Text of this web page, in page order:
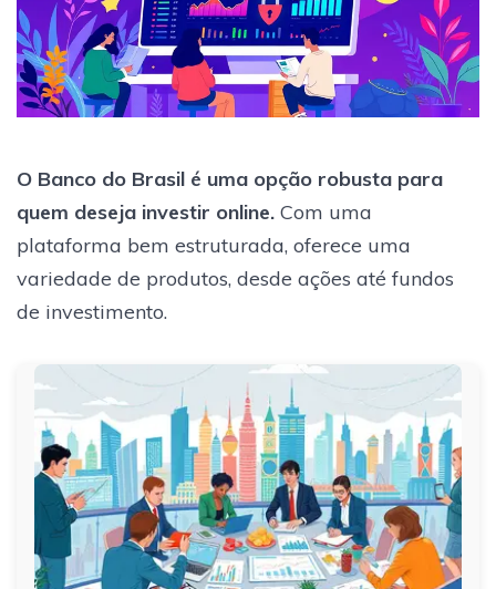
O Banco do Brasil é uma opção robusta para
quem deseja investir online. Com uma
plataforma bem estruturada, oferece uma
variedade de produtos, desde ações até fundos
de investimento.